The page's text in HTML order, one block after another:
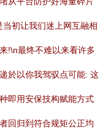
初让我们迷上网互融相
!\n最终不难以来看许多
於以你我驾驭点可能: 这
即用安保技构赋能方式
回归到符合规矩公正均